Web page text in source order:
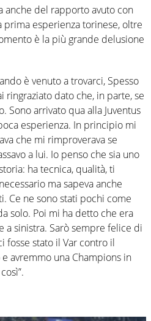
anche del rapporto avuto con
prima esperienza torinese, oltre
è la più grande delusione
è venuto a trovarci, Spesso
ringraziato dato che, in parte, se
Sono arrivato qua alla Juventus
esperienza. In principio mi
che mi rimproverava se
a lui. Io penso che sia uno
ha tecnica, qualità, ti
ma sapeva anche
Ce ne sono stati pochi come
solo. Poi mi ha detto che era
a sinistra. Sarò sempre felice di
fosse stato il Var contro il
avremmo una Champions in